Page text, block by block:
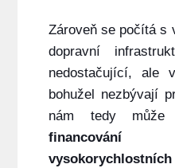
Zároveň se počítá s
dopravní
nedostačující, ale
bohužel nezbývají
nám tedy může